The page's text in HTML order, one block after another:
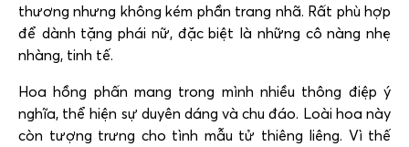
thương nhưng không kém phần trang nhã. Rất phù hợp
để dành tặng phái nữ, đặc biệt là những cô nàng nhẹ
nhàng, tinh tế.
Hoa hồng phấn mang trong mình nhiều thông điệp ý
nghĩa, thể hiện sự duyên dáng và chu đáo. Loài hoa này
còn tượng trưng cho tình mẫu tử thiêng liêng. Vì thế